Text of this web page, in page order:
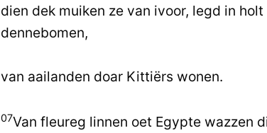
dien dek muiken ze van ivoor, legd in holt
dennebomen,
van aailanden doar Kittiërs wonen.
07Van fleureg linnen oet Egypte wazzen